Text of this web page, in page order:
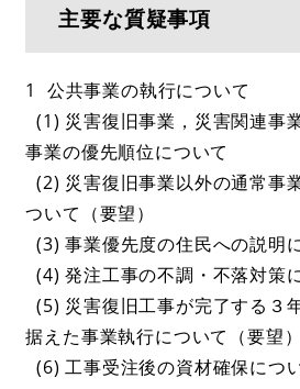
主要な質疑事項
1 公共事業の執行について
(1) 災害復旧事業，災害関連事
事業の優先順位について
(2) 災害復旧事業以外の通常事
ついて（要望）
(3) 事業優先度の住民への説明
(4) 発注工事の不調・不落対策
(5) 災害復旧工事が完了する３
据えた事業執行について（要望）
(6) 工事受注後の資材確保につ